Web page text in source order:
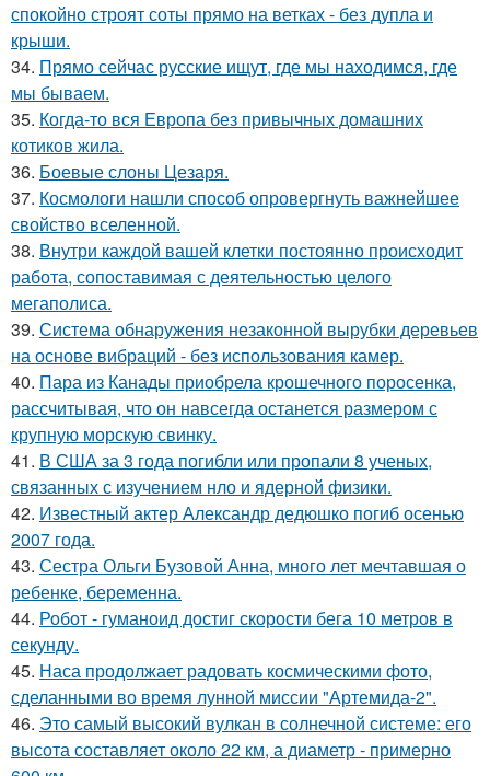
спокойно строят соты прямо на ветках - без дупла и
крыши.
34. Прямо сейчас русские ищут, где мы находимся, где
мы бываем.
35. Когда-то вся Европа без привычных домашних
котиков жила.
36. Боевые слоны Цезаря.
37. Космологи нашли способ опровергнуть важнейшее
свойство вселенной.
38. Внутри каждой вашей клетки постоянно происходит
работа, сопоставимая с деятельностью целого
мегаполиса.
39. Система обнаружения незаконной вырубки деревьев
на основе вибраций - без использования камер.
40. Пара из Канады приобрела крошечного поросенка,
рассчитывая, что он навсегда останется размером с
крупную морскую свинку.
41. В США за 3 года погибли или пропали 8 ученых,
связанных с изучением нло и ядерной физики.
42. Известный актер Александр дедюшко погиб осенью
2007 года.
43. Сестра Ольги Бузовой Анна, много лет мечтавшая о
ребенке, беременна.
44. Робот - гуманоид достиг скорости бега 10 метров в
секунду.
45. Наса продолжает радовать космическими фото,
сделанными во время лунной миссии "Артемида-2".
46. Это самый высокий вулкан в солнечной системе: его
высота составляет около 22 км, а диаметр - примерно